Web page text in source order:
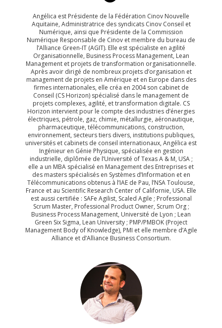
Angélica est Présidente de la Fédération Cinov Nouvelle
Aquitaine, Administratrice des syndicats Cinov Conseil et
Numérique, ainsi que Présidente de la Commission
Numérique Responsable de Cinov et membre du bureau de
l’Alliance Green-IT (AGIT). Elle est spécialiste en agilité
Organisationnelle, Business Process Management, Lean
Management et projets de transformation organisationnelle.
Après avoir dirigé de nombreux projets d’organisation et
management de projets en Amérique et en Europe dans des
firmes internationales, elle créa en 2004 son cabinet de
Conseil (CS Horizon) spécialisé dans le management de
projets complexes, agilité, et transformation digitale. CS
Horizon intervient pour le compte des industries d’énergies
électriques, pétrole, gaz, chimie, métallurgie, aéronautique,
pharmaceutique, télécommunications, construction,
environnement, secteurs tiers divers, institutions publiques,
universités et cabinets de conseil internationaux, Angélica est
Ingénieur en Génie Physique, spécialisée en gestion
industrielle, diplômée de l’Université of Texas A & M, USA ;
elle a un MBA spécialisé en Management des Entreprises et
des masters spécialisés en Systèmes d’Information et en
Télécommunications obtenus à l’IAE de Pau, l’NSA Toulouse,
France et au Scientific Research Center of Californie, USA. Elle
est aussi certifiée : SAFe Agilist, Scaled Agile ; Professional
Scrum Master, Professional Product Owner, Scrum Org ;
Business Process Management, Université de Lyon ; Lean
Green Six Sigma, Lean University ; PMP/PMBOK (Project
Management Body of Knowledge), PMI et elle membre d’Agile
Alliance et d’Alliance Business Consortium.